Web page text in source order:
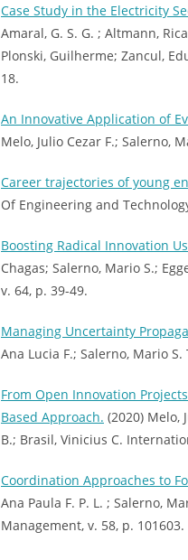
Case Study in the Electricity
Amaral, G. S. G. ; Altmann,
Plonski, Guilherme; Zancul,
18.
An Innovative Application of
Melo, Julio Cezar F.; Salerno,
Career trajectories of young
Of Engineering and
Boosting Radical Innovation
Chagas; Salerno, Mario S.;
v. 64, p. 39-49.
Managing Uncertainty
Ana Lucia F.; Salerno, Mario
From Open Innovation
Based Approach. (2020) Melo,
B.; Brasil, Vinicius C.
Coordination Approaches to
Ana Paula F. P. L. ; Salerno,
Management, v. 58, p. 101603.